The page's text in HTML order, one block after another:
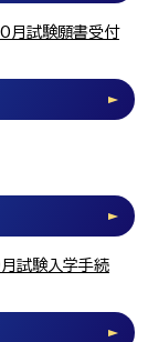
月試験願書受付
月試験入学手続